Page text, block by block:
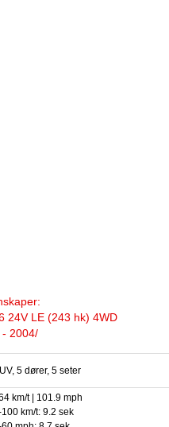
24V LE (243 hk) 4WD
- 2004/
5 dører, 5 seter
km/t | 101.9 mph
km/t: 9.2 sek